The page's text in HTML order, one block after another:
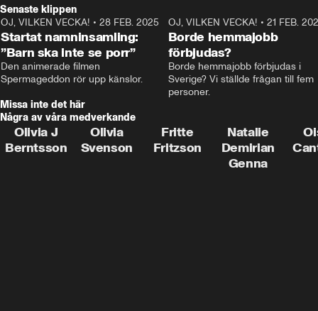
Cantwell och Karin Pettersson.
Senaste klippen
2:40
OJ, VILKEN VECKA! • 28 FEB. 2025
Startat namninsamling:
”Barn ska inte se porr”
Den animerade filmen
Spermageddon rör upp känslor.
OJ, VILKEN VECKA! • 21 FEB.
Borde hemmajobb
förbjudas?
Borde hemmajobb förbjudas i
Sverige? Vi ställde frågan till fem
personer.
Missa inte det här
Några av våra medverkande
Olivia J
Berntsson
Olivia
Svenson
Fritte
Fritzson
Natalie
Demirian
Genna